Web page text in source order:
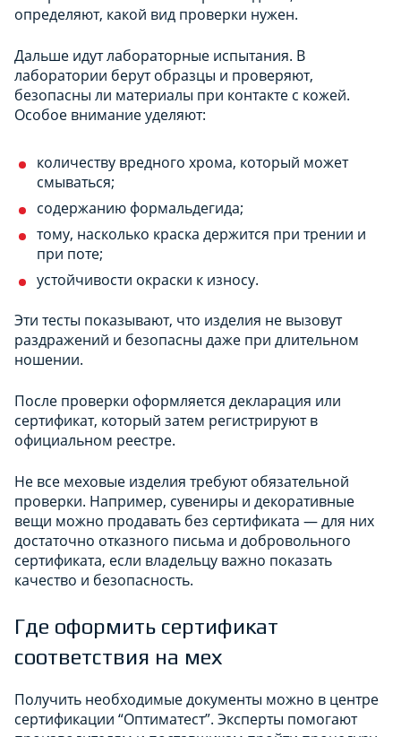
определяют, какой вид проверки нужен.
Дальше идут лабораторные испытания. В
лаборатории берут образцы и проверяют,
безопасны ли материалы при контакте с кожей.
Особое внимание уделяют:
количеству вредного хрома, который может
смываться;
содержанию формальдегида;
тому, насколько краска держится при трении и
при поте;
устойчивости окраски к износу.
Эти тесты показывают, что изделия не вызовут
раздражений и безопасны даже при длительном
ношении.
После проверки оформляется декларация или
сертификат, который затем регистрируют в
официальном реестре.
Не все меховые изделия требуют обязательной
проверки. Например, сувениры и декоративные
вещи можно продавать без сертификата — для них
достаточно отказного письма и добровольного
сертификата, если владельцу важно показать
качество и безопасность.
Где оформить сертификат
соответствия на мех
Получить необходимые документы можно в центре
сертификации “Оптиматест”. Эксперты помогают